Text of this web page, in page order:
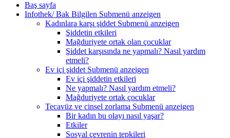
Baş sayfa
Infothek/ Bak Bilgilen Submenü anzeigen
Kadınlara karşı şiddet Submenü anzeigen
Şiddetin etkileri
Mağduriyete ortak olan çocuklar
Şiddet karşısında ne yapmalı? Nasıl yardım
etmeli?
Ev içi şiddet Submenü anzeigen
Ev içi şiddetin etkileri
Ne yapmalı? Nasıl yardım etmeli?
Mağduriyete ortak çocuklar
Tecavüz ve cinsel zorlama Submenü anzeigen
Bir kadın bu olayı nasıl yaşar?
Etkiler
Sosyal çevrenin tepkileri